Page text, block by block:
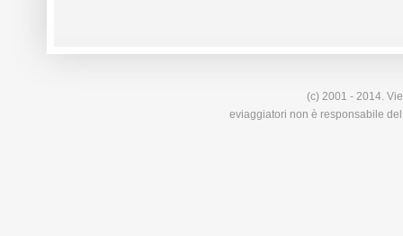
(c) 2001 - 2014.
eviaggiatori non è responsabile